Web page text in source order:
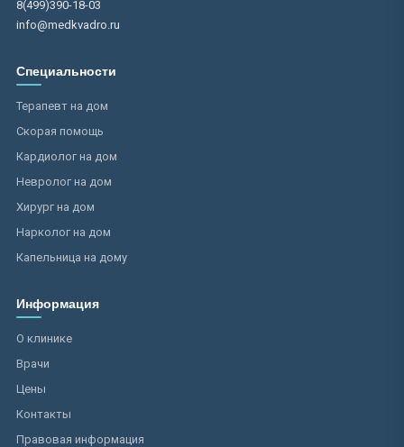
8(499)390-18-03
info@medkvadro.ru
Специальности
Терапевт на дом
Скорая помощь
Кардиолог на дом
Невролог на дом
Хирург на дом
Нарколог на дом
Капельница на дому
Информация
О клинике
Врачи
Цены
Контакты
Правовая информация